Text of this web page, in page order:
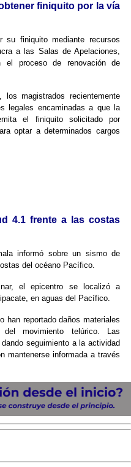
finiquito por la vía
su finiquito mediante recursos
a las Salas de Apelaciones,
el proceso de renovación de
los magistrados recientemente
legales encaminadas a que la
el finiquito solicitado por
optar a determinados cargos
4.1 frente a las costas
informó sobre un sismo de
del océano Pacífico.
el epicentro se localizó a
en aguas del Pacífico.
han reportado daños materiales
movimiento telúrico. Las
seguimiento a la actividad
mantenerse informada a través